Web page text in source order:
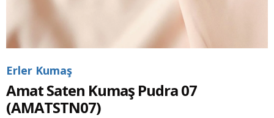
Erler Kumaş
Amat Saten Kumaş Pudra 07
(AMATSTN07)